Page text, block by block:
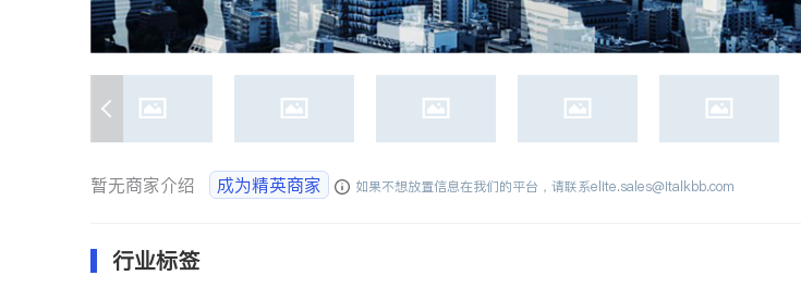
暂无商家介绍 成为精英商家 如果不想放置信息在我们的平台，请联系elite.sales@italkbb.com
行业标签